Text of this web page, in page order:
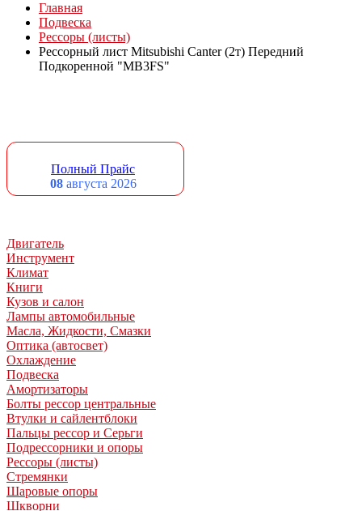
Главная
Подвеска
Рессоры (листы)
Рессорный лист Mitsubishi Canter (2т) Передний
Подкоренной "MB3FS"
Полный Прайс
08августа 2026
Двигатель
Инструмент
Климат
Книги
Кузов и салон
Лампы автомобильные
Масла, Жидкости, Смазки
Оптика (автосвет)
Охлаждение
Подвеска
Амортизаторы
Болты рессор центральные
Втулки и сайлентблоки
Пальцы рессор и Серьги
Подрессорники и опоры
Рессоры (листы)
Стремянки
Шаровые опоры
Шкворни